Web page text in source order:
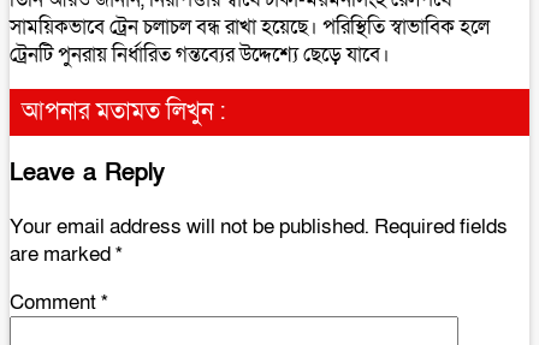
সাময়িকভাবে ট্রেন চলাচল বন্ধ রাখা হয়েছে। পরিস্থিতি স্বাভাবিক হলে
ট্রেনটি পুনরায় নির্ধারিত গন্তব্যের উদ্দেশ্যে ছেড়ে যাবে।
আপনার মতামত লিখুন :
Leave a Reply
Your email address will not be published. Required fields
are marked*
Comment*